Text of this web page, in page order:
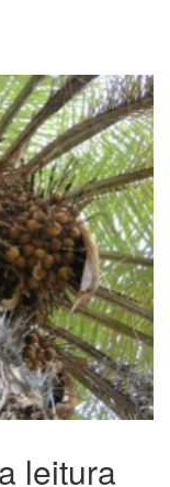
leitura